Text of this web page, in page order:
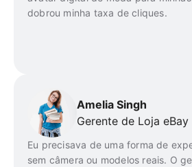
dobrou minha taxa de cliques.
Amelia Singh
Gerente de Loja eBay
Eu precisava de uma forma de
sem câmera ou modelos reais. O